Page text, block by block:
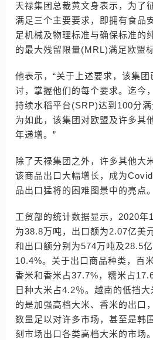
天禄集团总裁黄文身表示，为了
满足三个主要要求，即拥有食品
足机械及物理标准与确保标准的
的最大残留限量(MRL)满足欧盟标
他表示，“关于上述要求，该集
讨，掌握他们的每个要求。迄今
持续水稻平台(SRP)达到100分
为如此，该集团对欧盟及许多其
年递增。”
除了天禄集团之外，许多其他大
该商品出口大幅增长，成为
品出口猛将的困难图景中的亮点。
工贸部的统计数据显示，2020年
为38.8万吨，出口额为2.07亿美
和出口额分别为574万吨及28.5
10.4%。关于出口商品种类，百
香米和香米占37.7%，糯米占
日种大米占4.2％。越南的低挡
的是加强高档大米、香米的出口
数量足以对许多市场，甚至是韩
刻市场出口各类高档大米的市场。